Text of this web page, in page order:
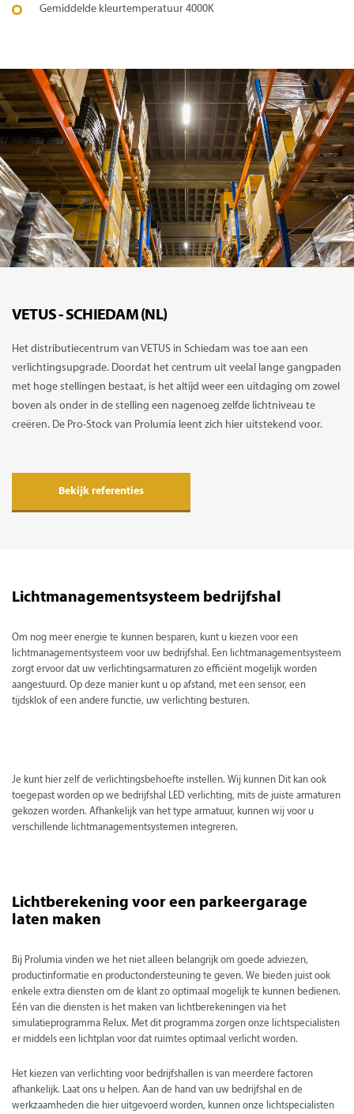
Gemiddelde kleurtemperatuur 4000K
VETUS - SCHIEDAM (NL)
Het distributiecentrum van VETUS in Schiedam was toe aan een
verlichtingsupgrade. Doordat het centrum uit veelal lange gangpaden
met hoge stellingen bestaat, is het altijd weer een uitdaging om zowel
boven als onder in de stelling een nagenoeg zelfde lichtniveau te
creëren. De Pro-Stock van Prolumia leent zich hier uitstekend voor.
Bekijk referenties
Lichtmanagementsysteem bedrijfshal
Om nog meer energie te kunnen besparen, kunt u kiezen voor een
lichtmanagementsysteem voor uw bedrijfshal. Een lichtmanagementsysteem
zorgt ervoor dat uw verlichtingsarmaturen zo efficiënt mogelijk worden
aangestuurd. Op deze manier kunt u op afstand, met een sensor, een
tijdsklok of een andere functie, uw verlichting besturen.
Je kunt hier zelf de verlichtingsbehoefte instellen. Wij kunnen Dit kan ook
toegepast worden op we bedrijfshal LED verlichting, mits de juiste armaturen
gekozen worden. Afhankelijk van het type armatuur, kunnen wij voor u
verschillende lichtmanagementsystemen integreren.
Lichtberekening voor een parkeergarage
laten maken
Bij Prolumia vinden we het niet alleen belangrijk om goede adviezen,
productinformatie en productondersteuning te geven. We bieden juist ook
enkele extra diensten om de klant zo optimaal mogelijk te kunnen bedienen.
Eén van die diensten is het maken van lichtberekeningen via het
simulatieprogramma Relux. Met dit programma zorgen onze lichtspecialisten
er middels een lichtplan voor dat ruimtes optimaal verlicht worden.
Het kiezen van verlichting voor bedrijfshallen is van meerdere factoren
afhankelijk. Laat ons u helpen. Aan de hand van uw bedrijfshal en de
werkzaamheden die hier uitgevoerd worden, kunnen onze lichtspecialisten